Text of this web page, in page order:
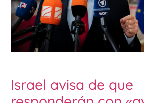
Israel avisa de que